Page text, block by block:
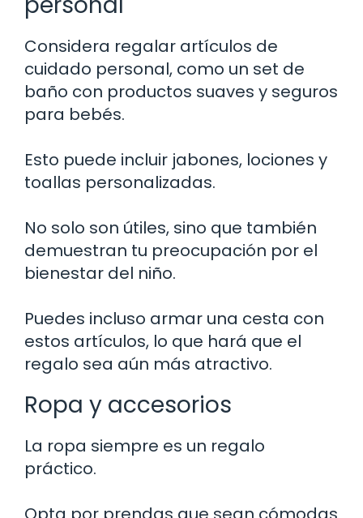
Considera regalar artículos de
cuidado personal, como un set de
baño con productos suaves y seguros
para bebés.
Esto puede incluir jabones, lociones y
toallas personalizadas.
No solo son útiles, sino que también
demuestran tu preocupación por el
bienestar del niño.
Puedes incluso armar una cesta con
estos artículos, lo que hará que el
regalo sea aún más atractivo.
Ropa y accesorios
La ropa siempre es un regalo
práctico.